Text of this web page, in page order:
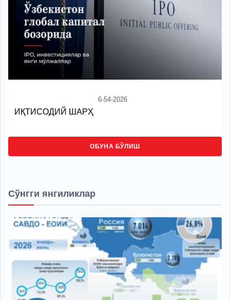
6-54-2026
ИҚТИСОДИЙ ШАРҲ
ОБУНА БЎЛИШ
Сўнгги янгиликлар